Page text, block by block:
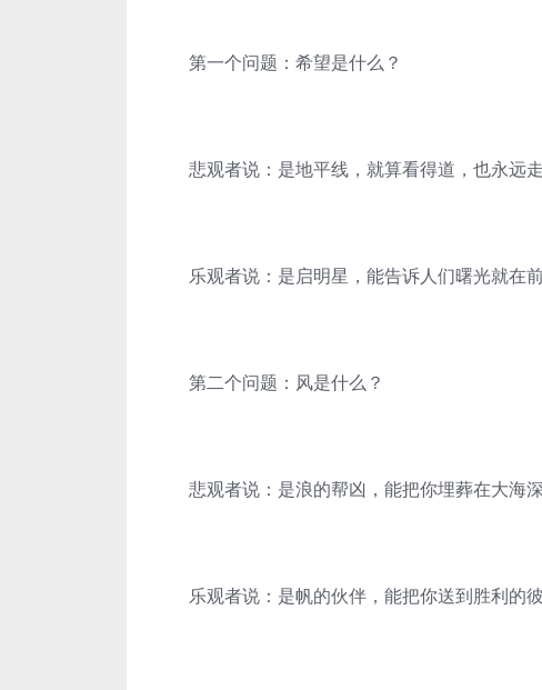
第一个问题：希望是什么？
悲观者说：是地平线，就算看得道，也永远走
乐观者说：是启明星，能告诉人们曙光就在前
第二个问题：风是什么？
悲观者说：是浪的帮凶，能把你埋葬在大海深
乐观者说：是帆的伙伴，能把你送到胜利的